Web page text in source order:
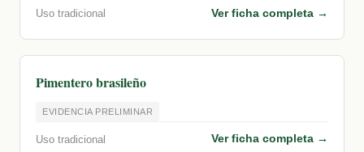
Uso tradicional Ver ficha completa →
Pimentero brasileño
EVIDENCIA PRELIMINAR
Uso tradicional Ver ficha completa →